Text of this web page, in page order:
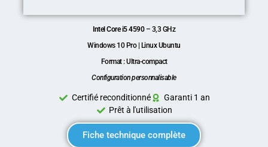
Intel Core i5 4590– 3,3 GHz
Windows 10 Pro | Linux Ubuntu
Format : Ultra-compact
Configuration personnalisable
Certifié reconditionné
Garanti 1 an
Prêt à l'utilisation
Fiche technique complète